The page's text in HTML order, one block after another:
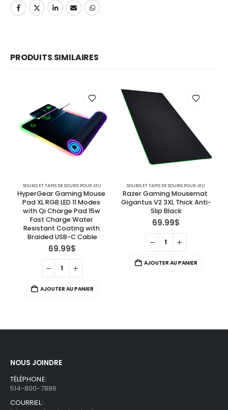
PRODUITS SIMILAIRES
SOURIS ET TAPIS DE SOURIS POUR JEU
HyperGear Gaming Mouse
Pad XL RGB LED 11 Modes
with Qi Charge Pad 15w
Fast Charge Water
Resistant Coating with
Braided USB-C Cable
69.99$
AJOUTER AU PANIER
SOURIS ET TAPIS DE SOURIS POUR JEU
Razer Gaming Mousemat
Gigantus V2 3XL Thick Anti-
Slip Black
69.99$
AJOUTER AU PANIER
NOUS JOINDRE
TÉLÉPHONE:
514-800-7886
COURRIEL: